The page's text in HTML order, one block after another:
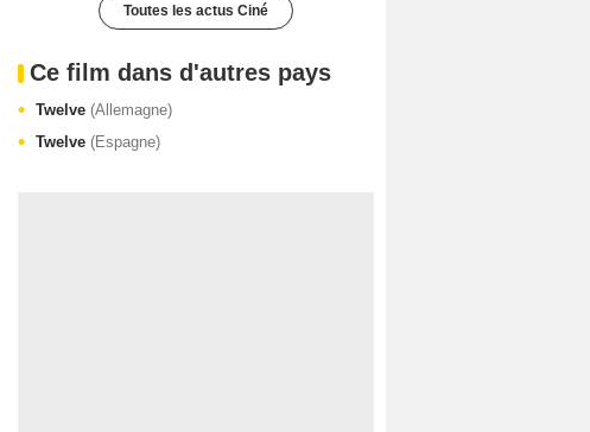
Toutes les actus Ciné
Ce film dans d'autres pays
Twelve (Allemagne)
Twelve (Espagne)